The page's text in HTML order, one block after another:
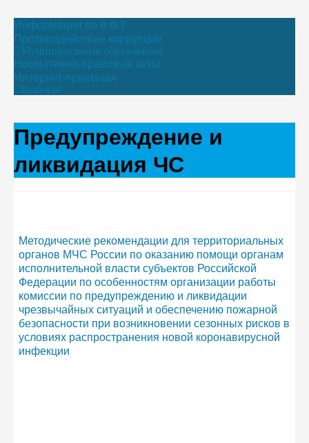
Информация по 8-ФЗ
Противодействие коррупции
Муниципальные образования
Нормативно-правовые акты
Интернет-приёмная
Выборы
Предупреждение и
ликвидация ЧС
Методические рекомендации для территориальных
органов МЧС России по оказанию помощи органам
исполнительной власти субъектов Российской
Федерации по особенностям организации работы
комиссии по предупреждению и ликвидации
чрезвычайных ситуаций и обеспечению пожарной
безопасности при возникновении сезонных рисков в
условиях распространения новой коронавирусной
инфекции